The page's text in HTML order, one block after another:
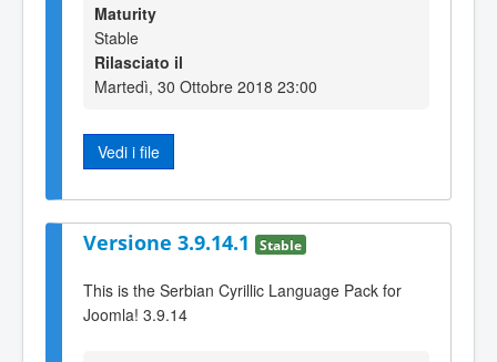
Maturity
Stable
Rilasciato il
Martedì, 30 Ottobre 2018 23:00
Vedi i file
Versione 3.9.14.1 Stable
This is the Serbian Cyrillic Language Pack for
Joomla! 3.9.14